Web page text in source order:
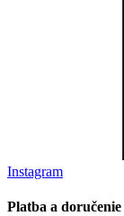
Instagram
Platba a doručenie